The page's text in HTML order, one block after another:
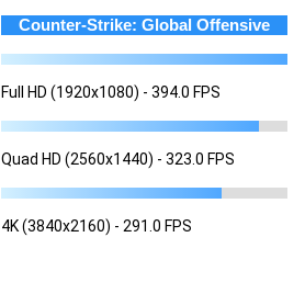
Counter-Strike: Global Offensive
Full HD (1920x1080) - 394.0 FPS
Quad HD (2560x1440) - 323.0 FPS
4K (3840x2160) - 291.0 FPS